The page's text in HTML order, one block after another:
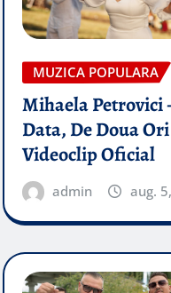
MUZICA POPULARA
Mihaela Petrovici
Data, De Doua
Videoclip Oficial
admin aug.